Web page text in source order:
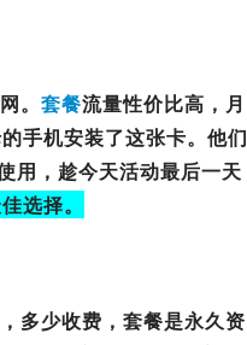
。 套餐流量性价比高，月
手机安装了这张卡。他们
用，趁今天活动最后一天
选择。
多少收费，套餐是永久资